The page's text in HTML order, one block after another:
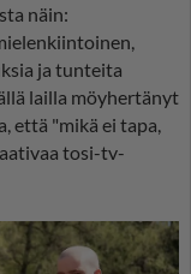
näin:
ja tunteita
lailla möyhertänyt
että "mikä ei tapa,
tosi-tv-